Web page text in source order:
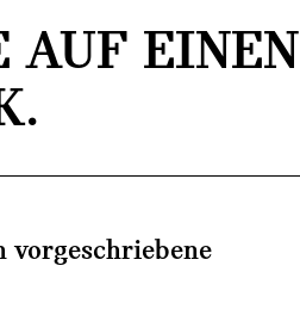
AUF EINEN
vorgeschriebene